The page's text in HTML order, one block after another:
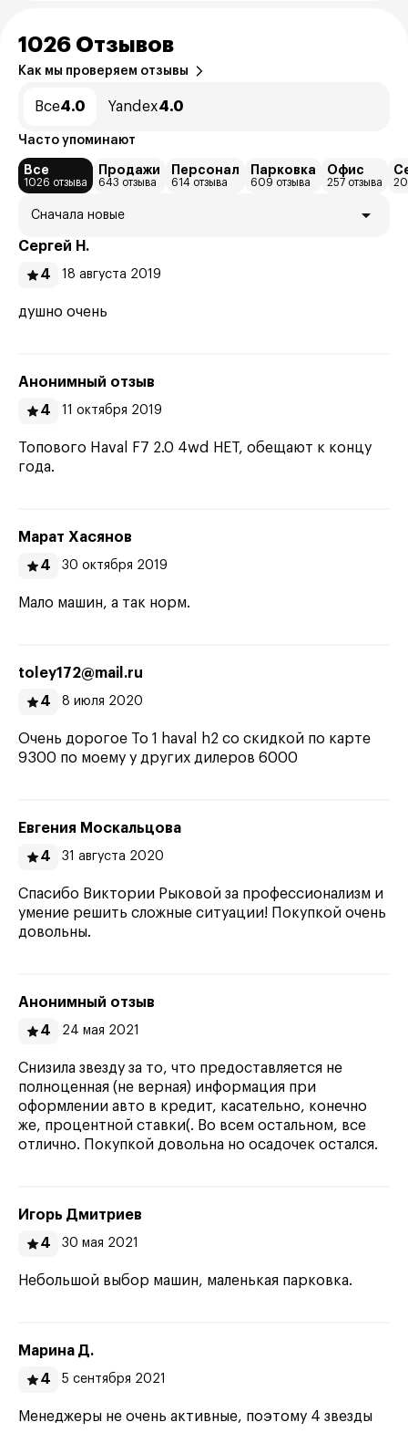
1026 Отзывов
Как мы проверяем отзывы
Все4.0 Yandex4.0
Часто упоминают
Все
1026 отзыва
Продажи
643 отзыва
Персонал
614 отзыва
Парковка
609 отзыва
Офис
257 отзыва
Сначала новые
Сергей Н.
4
18 августа 2019
душно очень
Анонимный отзыв
4
11 октября 2019
Топового Haval F7 2.0 4wd НЕТ, обещают к концу
года.
Марат Хасянов
4
30 октября 2019
Мало машин, а так норм.
toley172@mail.ru
4
8 июля 2020
Очень дорогое То 1 haval h2 со скидкой по карте
9300 по моему у других дилеров 6000
Евгения Москальцова
4
31 августа 2020
Спасибо Виктории Рыковой за профессионализм и
умение решить сложные ситуации! Покупкой очень
довольны.
Анонимный отзыв
4
24 мая 2021
Снизила звезду за то, что предоставляется не
полноценная (не верная) информация при
оформлении авто в кредит, касательно, конечно
же, процентной ставки(. Во всем остальном, все
отлично. Покупкой довольна но осадочек остался.
Игорь Дмитриев
4
30 мая 2021
Небольшой выбор машин, маленькая парковка.
Марина Д.
4
5 сентября 2021
Менеджеры не очень активные, поэтому 4 звезды